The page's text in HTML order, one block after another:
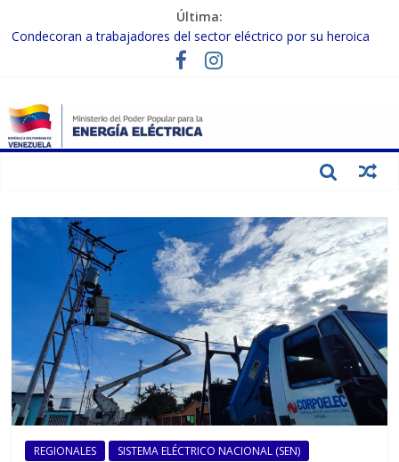
Última:
Condecoran a trabajadores del sector eléctrico por su heroica
labor tras el doble sismo del 24-J
Gobierno Nacional coordina acciones con el sector privado para
Inspeccionan trabajos de rehabilitación en instalaciones del SEN
en Carabobo
Gobierno Nacional activa plan preventivo para fortalecer el SEN
REGIONALES SISTEMA ELÉCTRICO NACIONAL (SEN)